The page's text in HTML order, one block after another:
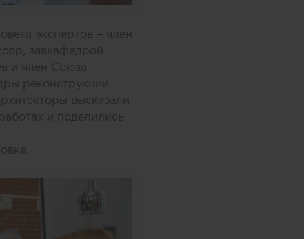
экспертов – член-
завкафедрой
и член Союза
реконструкции
высказали
и поделились